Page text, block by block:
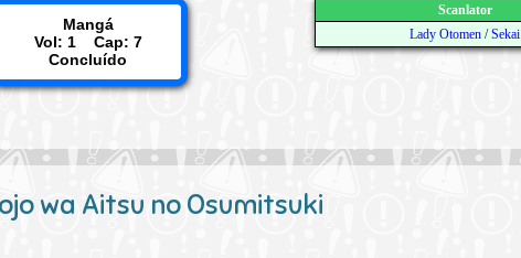
Mangá
Vol: 1 Cap: 7
Concluído
Scanlator
Lady Otomen /Sekai
wa Aitsu no Osumitsuki